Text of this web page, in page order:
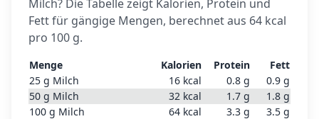
Milch? Die Tabelle zeigt Kalorien, Protein und
Fett für gängige Mengen, berechnet aus 64 kcal
pro 100 g.
Menge Kalorien Protein
Fett
25 g Milch 16 kcal 0.8 g 0.9 g
50 g Milch 32 kcal 1.7 g 1.8 g
100 g Milch 64 kcal 3.3 g 3.5 g